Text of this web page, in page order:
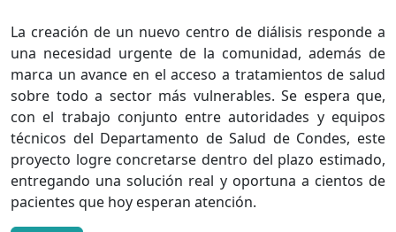
La creación de un nuevo centro de diálisis responde a
una necesidad urgente de la comunidad, además de
marca un avance en el acceso a tratamientos de salud
sobre todo a sector más vulnerables. Se espera que,
con el trabajo conjunto entre autoridades y equipos
técnicos del Departamento de Salud de Condes, este
proyecto logre concretarse dentro del plazo estimado,
entregando una solución real y oportuna a cientos de
pacientes que hoy esperan atención.